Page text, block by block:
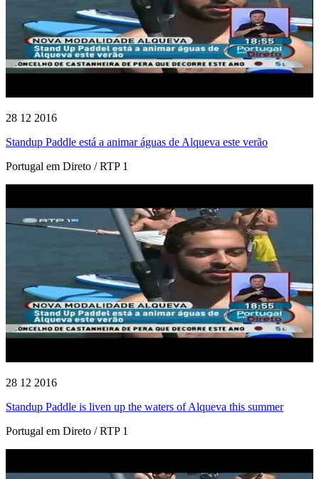
28 12 2016
Standup Paddle está a animar águas de Alqueva este verão
Portugal em Direto / RTP 1
28 12 2016
Standup Paddle is liven up the waters of Alqueva this summer
Portugal em Direto / RTP 1